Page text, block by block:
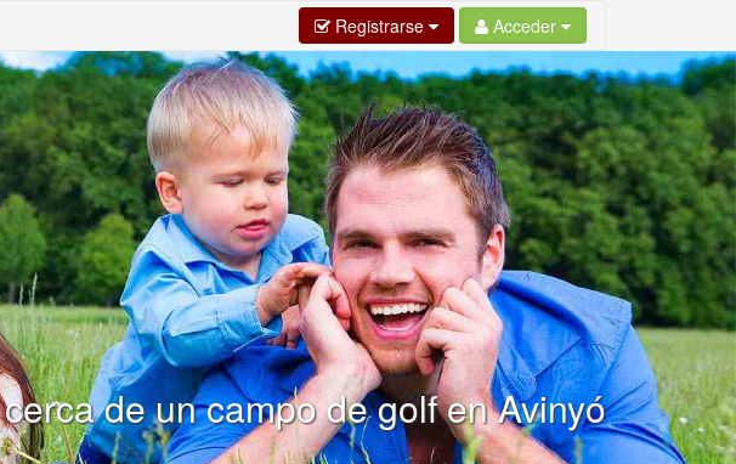
Registrarse Acceder
de un campo de golf en Avinyó